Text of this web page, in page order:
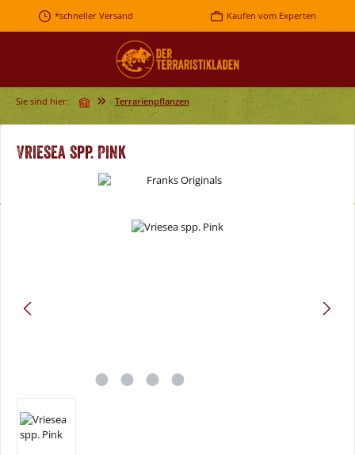
Zum Hauptinhalt springen
*schneller Versand Kaufen vom Experten
Sie sind hier: Terrarienpflanzen
Vriesea spp. Pink
Bildergalerie überspringen